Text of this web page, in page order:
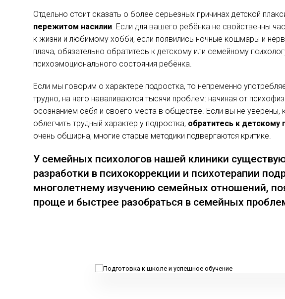
Отдельно стоит сказать о более серьезных причинах детской
пережитом насилии. Если для вашего ребёнка не свойственны
к жизни и любимому хобби, если появились ночные кошмары и
плача, обязательно обратитесь к детскому или семейному
психоэмоционального состояния ребёнка.
Если мы говорим о характере подростка, то непременно
трудно, на него наваливаются тысячи проблем: начиная от
осознанием себя и своего места в обществе. Если вы не уверены,
облегчить трудный характер у подростка, обратитесь к детскому
очень обширна, многие старые методики подвергаются критике.
У семейных психологов нашей клиники
разработки в психокоррекции и психотерапии
многолетнему изучению семейных отношений,
проще и быстрее разобраться в семейных